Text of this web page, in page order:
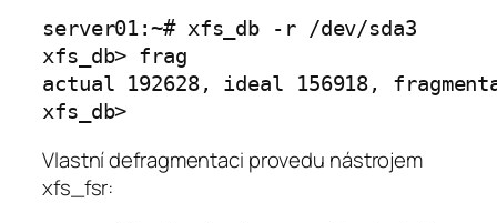
server01:~# xfs_db -r /dev/sda3
xfs_db> frag
actual 192628, ideal 156918,
xfs_db>
Vlastní defragmentaci provedu nástrojem
xfs_fsr: